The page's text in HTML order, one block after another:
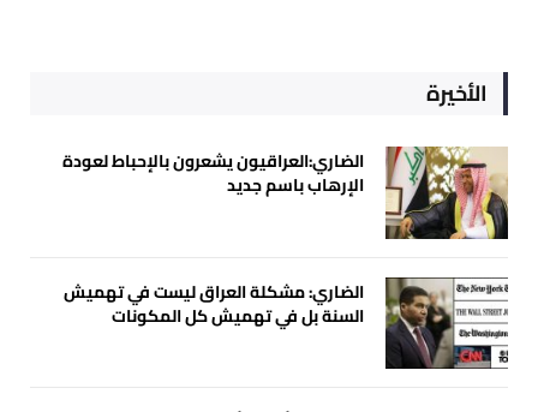
الأخيرة
الضاري:العراقيون يشعرون بالإحباط لعودة
الإرهاب باسم جديد
الضاري: مشكلة العراق ليست في تهميش
السنة بل في تهميش كل المكونات